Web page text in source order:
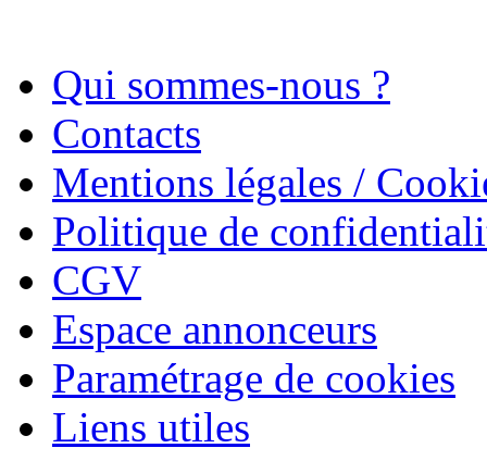
Qui sommes-nous ?
Contacts
Mentions légales /
Politique de
CGV
Espace annonceurs
Paramétrage de cookies
Liens utiles